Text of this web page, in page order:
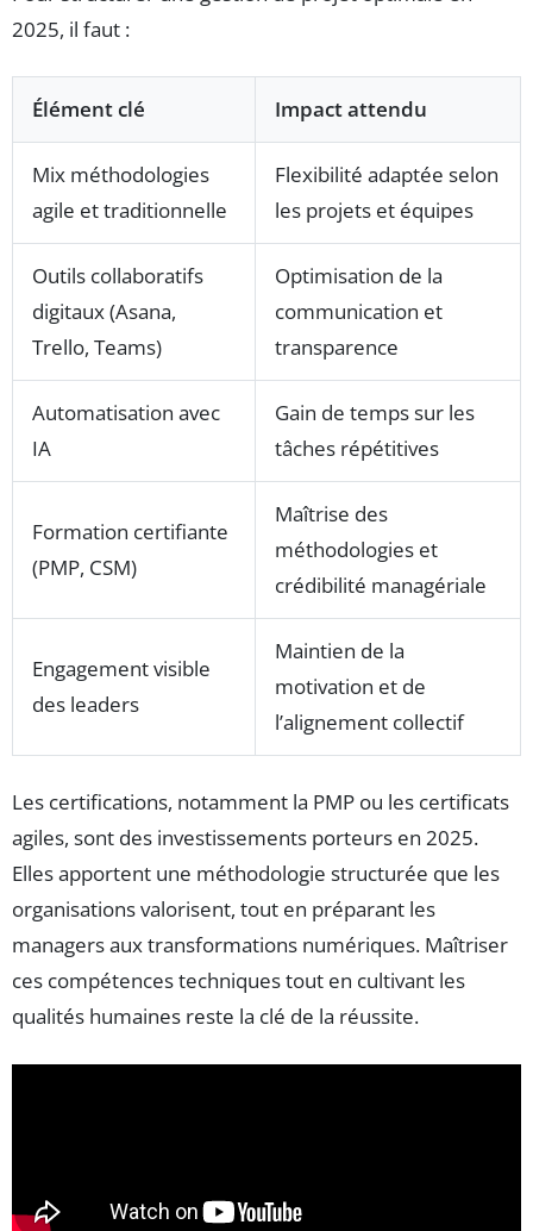
2025, il faut :
Élément clé Impact attendu
Mix méthodologies
agile et traditionnelle
Flexibilité adaptée selon
les projets et équipes
Outils collaboratifs
digitaux (Asana,
Trello, Teams)
Optimisation de la
communication et
transparence
Automatisation avec
IA
Gain de temps sur les
tâches répétitives
Formation certifiante
(PMP, CSM)
Maîtrise des
méthodologies et
crédibilité managériale
Engagement visible
des leaders
Maintien de la
motivation et de
l’alignement collectif
Les certifications, notamment la PMP ou les certificats
agiles, sont des investissements porteurs en 2025.
Elles apportent une méthodologie structurée que les
organisations valorisent, tout en préparant les
managers aux transformations numériques. Maîtriser
ces compétences techniques tout en cultivant les
qualités humaines reste la clé de la réussite.